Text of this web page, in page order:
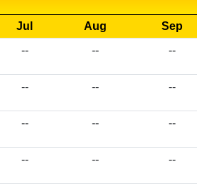
Jul Aug Sep
-- -- --
-- -- --
-- -- --
-- -- --